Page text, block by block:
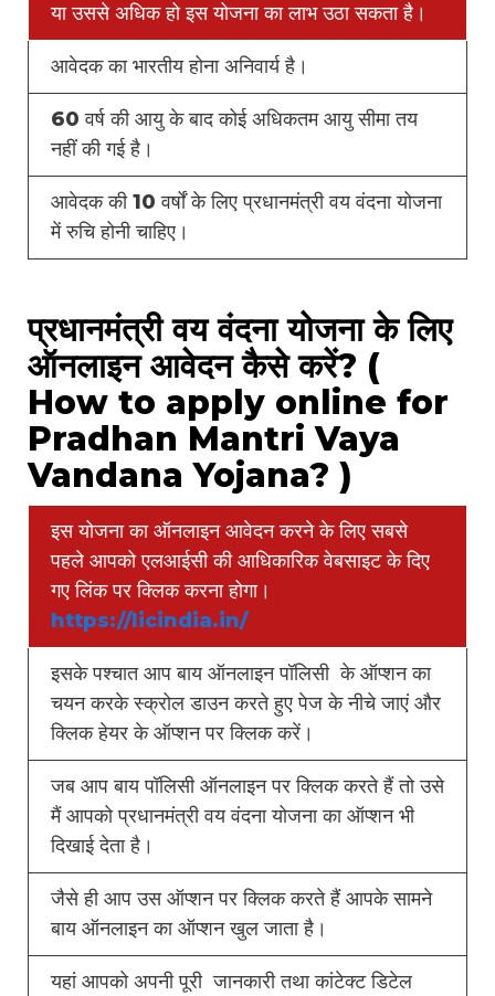
या उससे अधिक हो इस योजना का लाभ उठा सकता है।
आवेदक का भारतीय होना अनिवार्य है।
60 वर्ष की आयु के बाद कोई अधिकतम आयु सीमा तय
नहीं की गई है।
आवेदक की 10 वर्षों के लिए प्रधानमंत्री वय वंदना योजना
में रुचि होनी चाहिए।
प्रधानमंत्री वय वंदना योजना के लिए
ऑनलाइन आवेदन कैसे करें? (
How to apply online for
Pradhan Mantri Vaya
Vandana Yojana? )
इस योजना का ऑनलाइन आवेदन करने के लिए सबसे
पहले आपको एलआईसी की आधिकारिक वेबसाइट के दिए
गए लिंक पर क्लिक करना होगा।
https://licindia.in/
इसके पश्चात आप बाय ऑनलाइन पॉलिसी के ऑप्शन का
चयन करके स्क्रोल डाउन करते हुए पेज के नीचे जाएं और
क्लिक हेयर के ऑप्शन पर क्लिक करें।
जब आप बाय पॉलिसी ऑनलाइन पर क्लिक करते हैं तो उसे
मैं आपको प्रधानमंत्री वय वंदना योजना का ऑप्शन भी
दिखाई देता है।
जैसे ही आप उस ऑप्शन पर क्लिक करते हैं आपके सामने
बाय ऑनलाइन का ऑप्शन खुल जाता है।
यहां आपको अपनी पूरी जानकारी तथा कांटेक्ट डिटेल